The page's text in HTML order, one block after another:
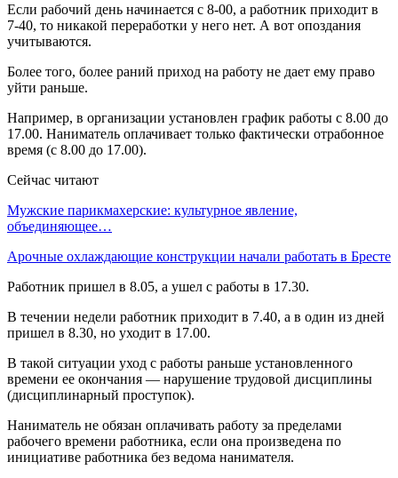
Если рабочий день начинается с 8-00, а работник приходит в
7-40, то никакой переработки у него нет. А вот опоздания
учитываются.
Более того, более раний приход на работу не дает ему право
уйти раньше.
Например, в организации установлен график работы с 8.00 до
17.00. Наниматель оплачивает только фактически отрабонное
время (с 8.00 до 17.00).
Сейчас читают
Мужские парикмахерские: культурное явление,
объединяющее…
Арочные охлаждающие конструкции начали работать в Бресте
Работник пришел в 8.05, а ушел с работы в 17.30.
В течении недели работник приходит в 7.40, а в один из дней
пришел в 8.30, но уходит в 17.00.
В такой ситуации уход с работы раньше установленного
времени ее окончания — нарушение трудовой дисциплины
(дисциплинарный проступок).
Наниматель не обязан оплачивать работу за пределами
рабочего времени работника, если она произведена по
инициативе работника без ведома нанимателя.